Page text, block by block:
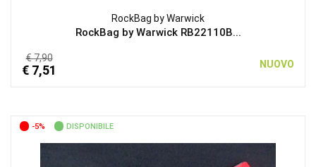
RockBag by Warwick
RockBag by Warwick RB22110B...
€ 7,90
€ 7,51 NUOVO
-5% DISPONIBILE